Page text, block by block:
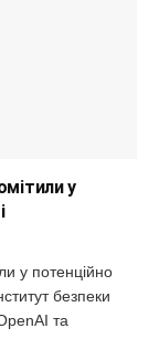
у
у потенційно
безпеки
та